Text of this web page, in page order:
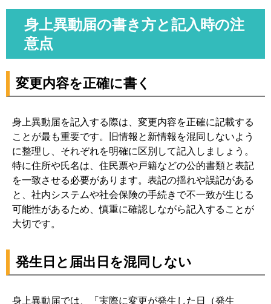
身上異動届の書き方と記入時の注
意点
変更内容を正確に書く
身上異動届を記入する際は、変更内容を正確に記載する
ことが最も重要です。旧情報と新情報を混同しないよう
に整理し、それぞれを明確に区別して記入しましょう。
特に住所や氏名は、住民票や戸籍などの公的書類と表記
を一致させる必要があります。表記の揺れや誤記がある
と、社内システムや社会保険の手続きで不一致が生じる
可能性があるため、慎重に確認しながら記入することが
大切です。
発生日と届出日を混同しない
身上異動届では、「実際に変更が発生した日（発生